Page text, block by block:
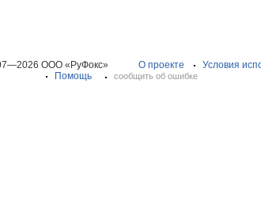
ООО «РуФокс» О проекте Условия
Помощь
сообщить об ошибке